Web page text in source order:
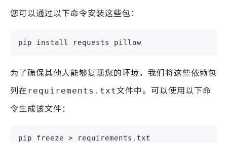
您可以通过以下命令安装这些包：
pip install requests pillow
为了确保其他人能够复现您的环境，我们将这些依赖包
列在 requirements.txt文件中。可以使用以下命
令生成该文件：
pip freeze > requirements.txt